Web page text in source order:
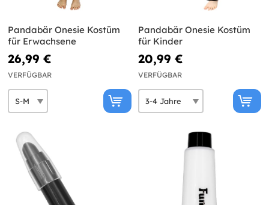
Pandabär Onesie Kostüm
für Erwachsene
26,99 €
VERFÜGBAR
Pandabär Onesie Kostüm
für Kinder
20,99 €
VERFÜGBAR